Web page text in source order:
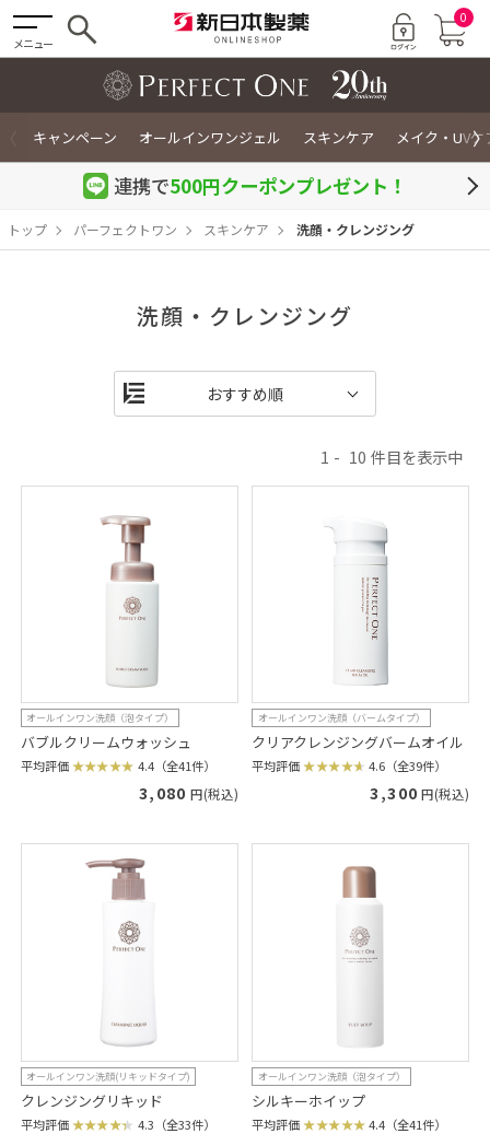
メニュー
0
キャンペーン オールインワンジェル スキンケア メイク・UVケ
〉
連携で500円クーポンプレゼント！
トップ パーフェクトワン スキンケア 洗顔・クレンジング
洗顔・クレンジング
1 10
オールインワン洗顔（泡タイプ）
バブルクリームウォッシュ
平均評価 4.4（全41件）
3,080 円(税込)
オールインワン洗顔（バームタイプ）
クリアクレンジングバームオイル
平均評価 4.6（全39件）
3,300 円(税込)
オールインワン洗顔(リキッドタイプ)
クレンジングリキッド
平均評価 4.3（全33件）
オールインワン洗顔（泡タイプ）
シルキーホイップ
平均評価 4.4（全41件）